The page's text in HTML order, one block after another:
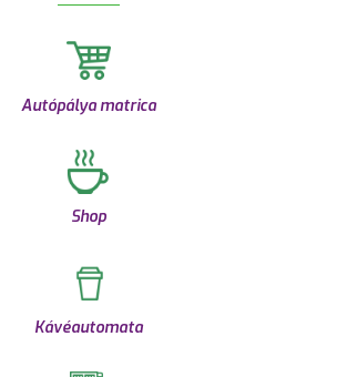
Autópálya matrica
Shop
Kávéautomata